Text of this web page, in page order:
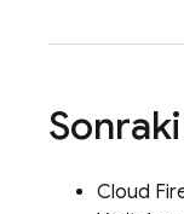
Cloud